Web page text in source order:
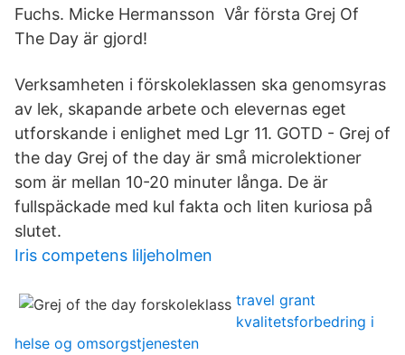
Fuchs. Micke Hermansson Vår första Grej Of
The Day är gjord!
Verksamheten i förskoleklassen ska genomsyras
av lek, skapande arbete och elevernas eget
utforskande i enlighet med Lgr 11. GOTD - Grej of
the day Grej of the day är små microlektioner
som är mellan 10-20 minuter långa. De är
fullspäckade med kul fakta och liten kuriosa på
slutet.
Iris competens liljeholmen
travel grant
kvalitetsforbedring i
helse og omsorgstjenesten